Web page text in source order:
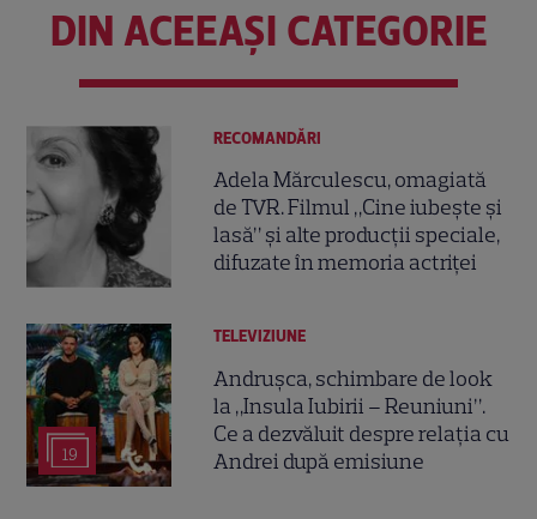
DIN ACEEAȘI CATEGORIE
RECOMANDĂRI
Adela Mărculescu, omagiată
de TVR. Filmul „Cine iubește și
lasă” și alte producții speciale,
difuzate în memoria actriței
19
TELEVIZIUNE
Andrușca, schimbare de look
la „Insula Iubirii – Reuniuni”.
Ce a dezvăluit despre relația cu
Andrei după emisiune